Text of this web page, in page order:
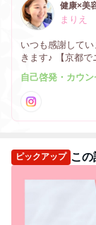
まりえ
いつも感謝しています！ 健康×美容×豊かさにつ
きます♪ 【京都でニュースキン社のサプリメントや美容品の販売を
自己啓発・カウ
ピックアップ こ